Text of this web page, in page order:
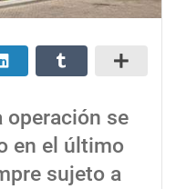
operación se
en el último
sujeto a